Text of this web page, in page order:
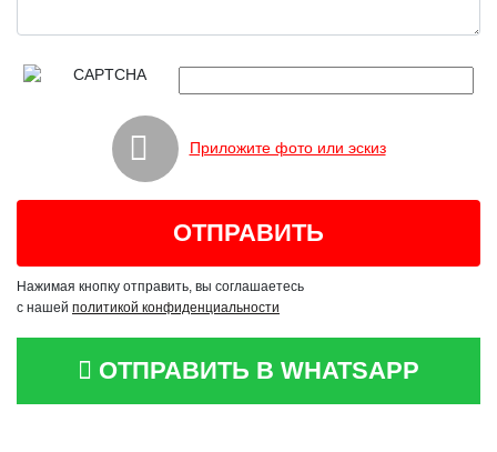
Приложите фото или эскиз
Нажимая кнопку отправить, вы соглашаетесь
с нашей политикой конфиденциальности
ОТПРАВИТЬ В WHATSAPP